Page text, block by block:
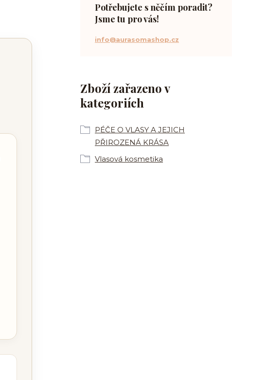
Zboží zařazeno v
kategoriích
PÉČE O VLASY A JEJICH
PŘIROZENÁ KRÁSA
Vlasová kosmetika
Potřebujete s něčím poradit?
Jsme tu pro vás!
info@aurasomashop.cz